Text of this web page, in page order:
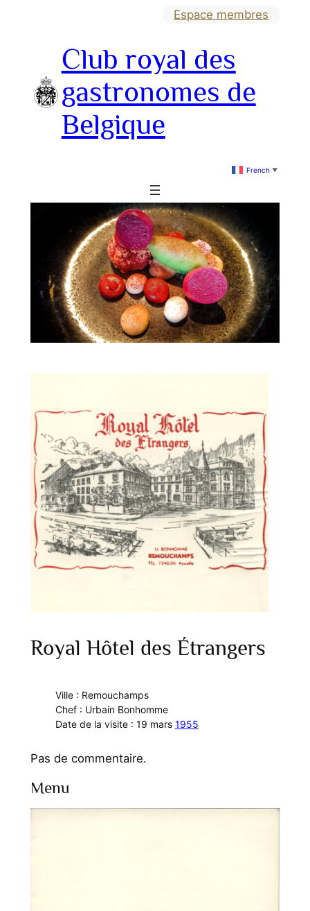
Espace membres
Club royal des
gastronomes de
Belgique
French ▼
Royal Hôtel des Étrangers
Ville : Remouchamps
Chef : Urbain Bonhomme
Date de la visite : 19 mars 1955
Pas de commentaire.
Menu